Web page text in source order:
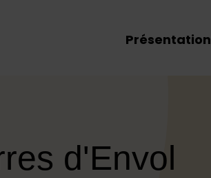
Présentation
d'Envol